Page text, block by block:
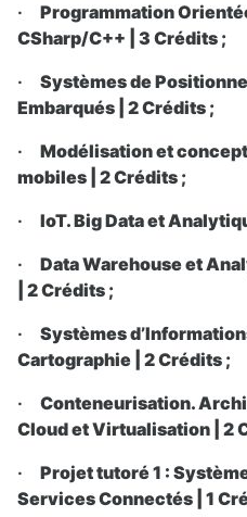
· Programmation
CSharp/C++ | 3 Crédits ;
· Systèmes de
Embarqués | 2 Crédits ;
· Modélisation et
mobiles | 2 Crédits ;
· IoT. Big Data et
· Data Warehouse et
| 2 Crédits ;
· Systèmes
Cartographie | 2 Crédits ;
· Conteneurisation.
Cloud et Virtualisation | 2
· Projet tutoré 1 :
Services Connectés | 1